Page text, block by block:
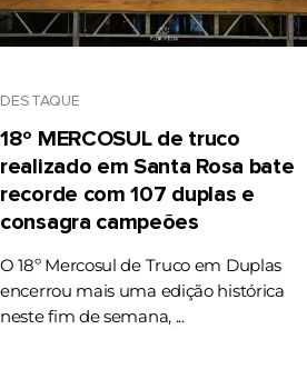
DESTAQUE
18º MERCOSUL de truco
realizado em Santa Rosa bate
recorde com 107 duplas e
consagra campeões
O 18º Mercosul de Truco em Duplas
encerrou mais uma edição histórica
neste fim de semana, ...